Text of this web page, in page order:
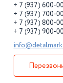
+ 7 (937) 600-
+ 7 (937) 700-
+ 7 (937) 800-
+ 7 (937) 900-